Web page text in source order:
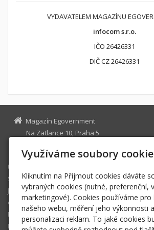
VYDAVATELEM MAGAZÍNU
infocom s.r.o.
IČO 26426331
DIČ CZ 26426331
Magazín Egovernment
Na Zatlance 10, Praha 5
egovernment@egovernment.cz
Úvodní stránka
STUDIO
JIHLAVA
eOSOBNOST
ROK INFORMATIKY
MIKULOV
Využíváme soubory
Kliknutím na Přijmout cookies dáváte
vybraných cookies (nutné, preferenční,
marketingové). Cookies používáme
našeho webu, měření jeho výkonnosti
personalizaci reklam. To jaké cookies